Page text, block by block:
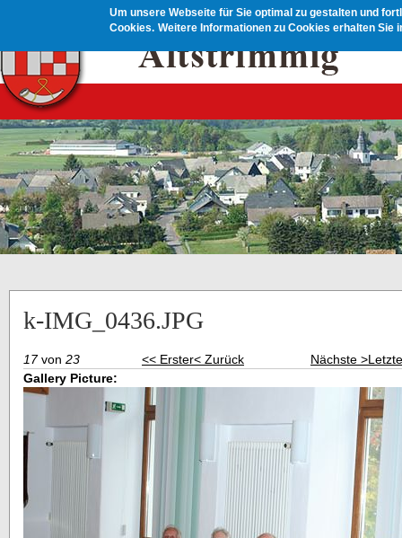
Um unsere Webseite für Sie optimal zu gestalten und
Cookies. Weitere Informationen zu Cookies erhalten Sie
k-IMG_0436.JPG
17von 23 << Erster< Zurück Nächste >
Gallery Picture: